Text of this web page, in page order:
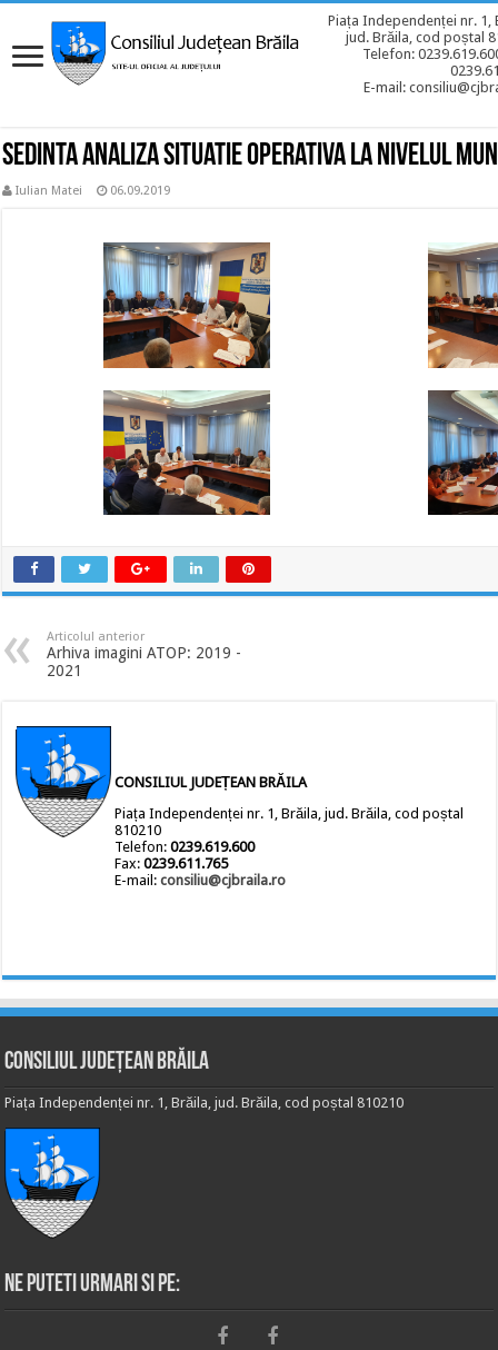
Piața Independenței nr. 1,
jud. Brăila, cod poștal
Telefon:
E-mail:
Sedinta analiza situatie operativa la nivelul
Iulian Matei 06.09.2019
Articolul anterior
Arhiva imagini ATOP: 2019 -
2021
CONSILIUL JUDEȚEAN BRĂILA
Piața Independenței nr. 1, Brăila, jud. Brăila, cod poștal
810210
Telefon:0239.619.600
Fax:0239.611.765
E-mail:consiliu@cjbraila.ro
Consiliul Județean Brăila
Piața Independenței nr. 1, Brăila, jud. Brăila, cod poștal 810210
Ne puteti urmari si pe: